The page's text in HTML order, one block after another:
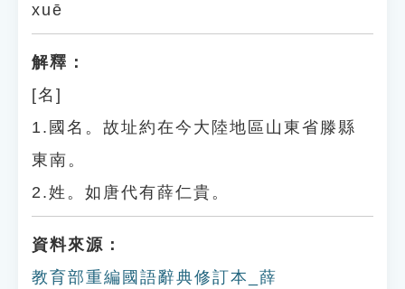
xuē
解釋：
[名]
1.國名。故址約在今大陸地區山東省滕縣
東南。
2.姓。如唐代有薛仁貴。
資料來源：
教育部重編國語辭典修訂本_薛